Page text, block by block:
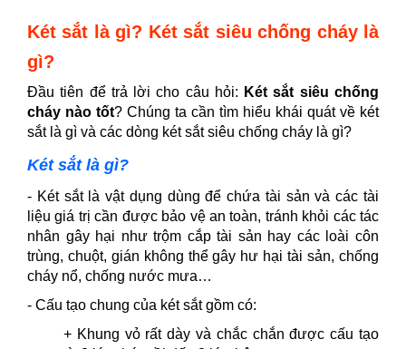
Két sắt là gì? Két sắt siêu chống cháy là
gì?
Đầu tiên để trả lời cho câu hỏi: Két sắt siêu chống
cháy nào tốt? Chúng ta cần tìm hiểu khái quát về két
sắt là gì và các dòng két sắt siêu chống cháy là gì?
Két sắt là gì?
- Két sắt là vật dụng dùng để chứa tài sản và các tài
liệu giá trị cần được bảo vệ an toàn, tránh khỏi các tác
nhân gây hại như trộm cắp tài sản hay các loài côn
trùng, chuột, gián không thể gây hư hại tài sản, chống
cháy nổ, chống nước mưa…
- Cấu tạo chung của két sắt gồm có:
+ Khung vỏ rất dày và chắc chắn được cấu tạo